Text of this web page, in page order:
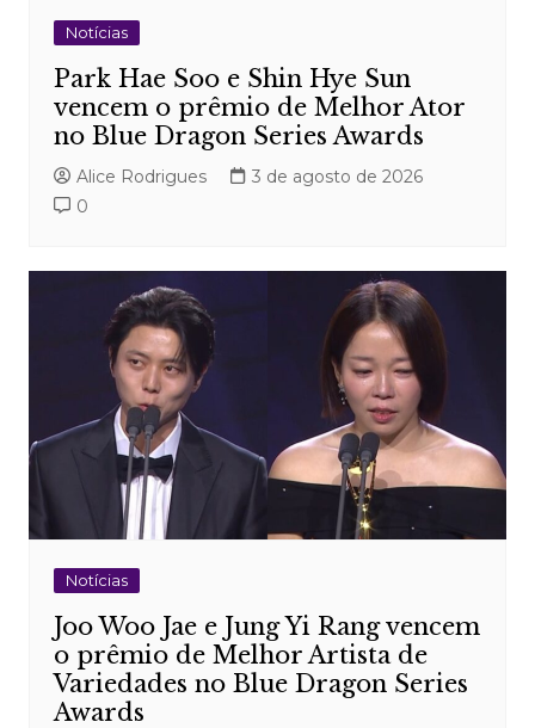
Notícias
Park Hae Soo e Shin Hye Sun
vencem o prêmio de Melhor Ator
no Blue Dragon Series Awards
Alice Rodrigues
3 de agosto de 2026
0
Notícias
Joo Woo Jae e Jung Yi Rang vencem
o prêmio de Melhor Artista de
Variedades no Blue Dragon Series
Awards